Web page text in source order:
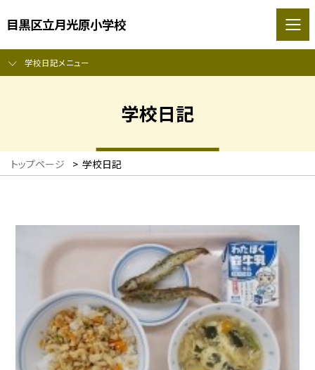
目黒区立月光原小学校
学校日記メニュー
学校日記
トップページ > 学校日記